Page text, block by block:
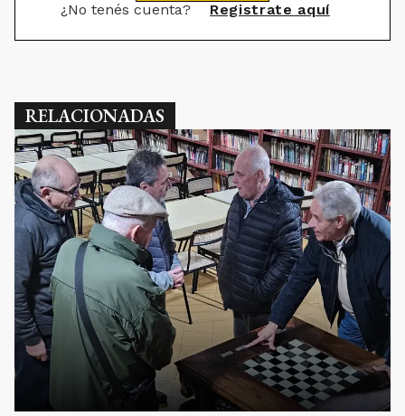
¿No tenés cuenta? Registrate aquí
RELACIONADAS